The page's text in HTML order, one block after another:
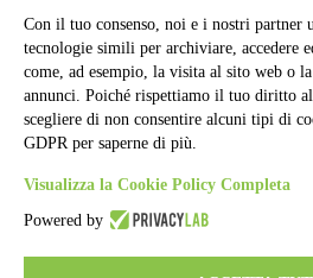
Gestione consensi cookie
Amministrazione trasparente
Pagina visualizzata
5454 volte
Sezione Copyright
Copyright 2026 | Engineered and
Parma S.p.A. | Divisione Publishing &
Con il tuo consenso, noi e i nostri partner
tecnologie simili per archiviare, accedere
come, ad esempio, la visita al sito web o
annunci. Poiché rispettiamo il tuo diritto
scegliere di non consentire alcuni tipi di
GDPR per saperne di più.
Visualizza la Cookie Policy Completa
Powered by